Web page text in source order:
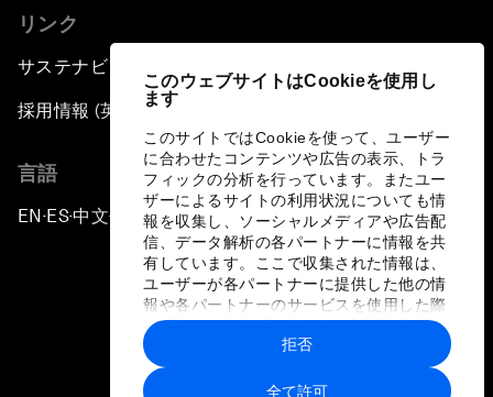
このウェブサイトはCookieを使用し
ます
このサイトではCookieを使って、ユーザー
に合わせたコンテンツや広告の表示、トラ
フィックの分析を行っています。またユー
ザーによるサイトの利用状況についても情
報を収集し、ソーシャルメディアや広告配
信、データ解析の各パートナーに情報を共
有しています。ここで収集された情報は、
ユーザーが各パートナーに提供した他の情
報や各パートナーのサービスを使用した際
に収集された情報と組み合わされ、各パー
トナーによって使用されることがありま
す。
全て許可
拒否
リンク
サステナビリティへの取り組み
採用情報 (英語のみ)
言語
EN ▪ES▪中文▪ 日本語
プライバシーポリシーと利用規約